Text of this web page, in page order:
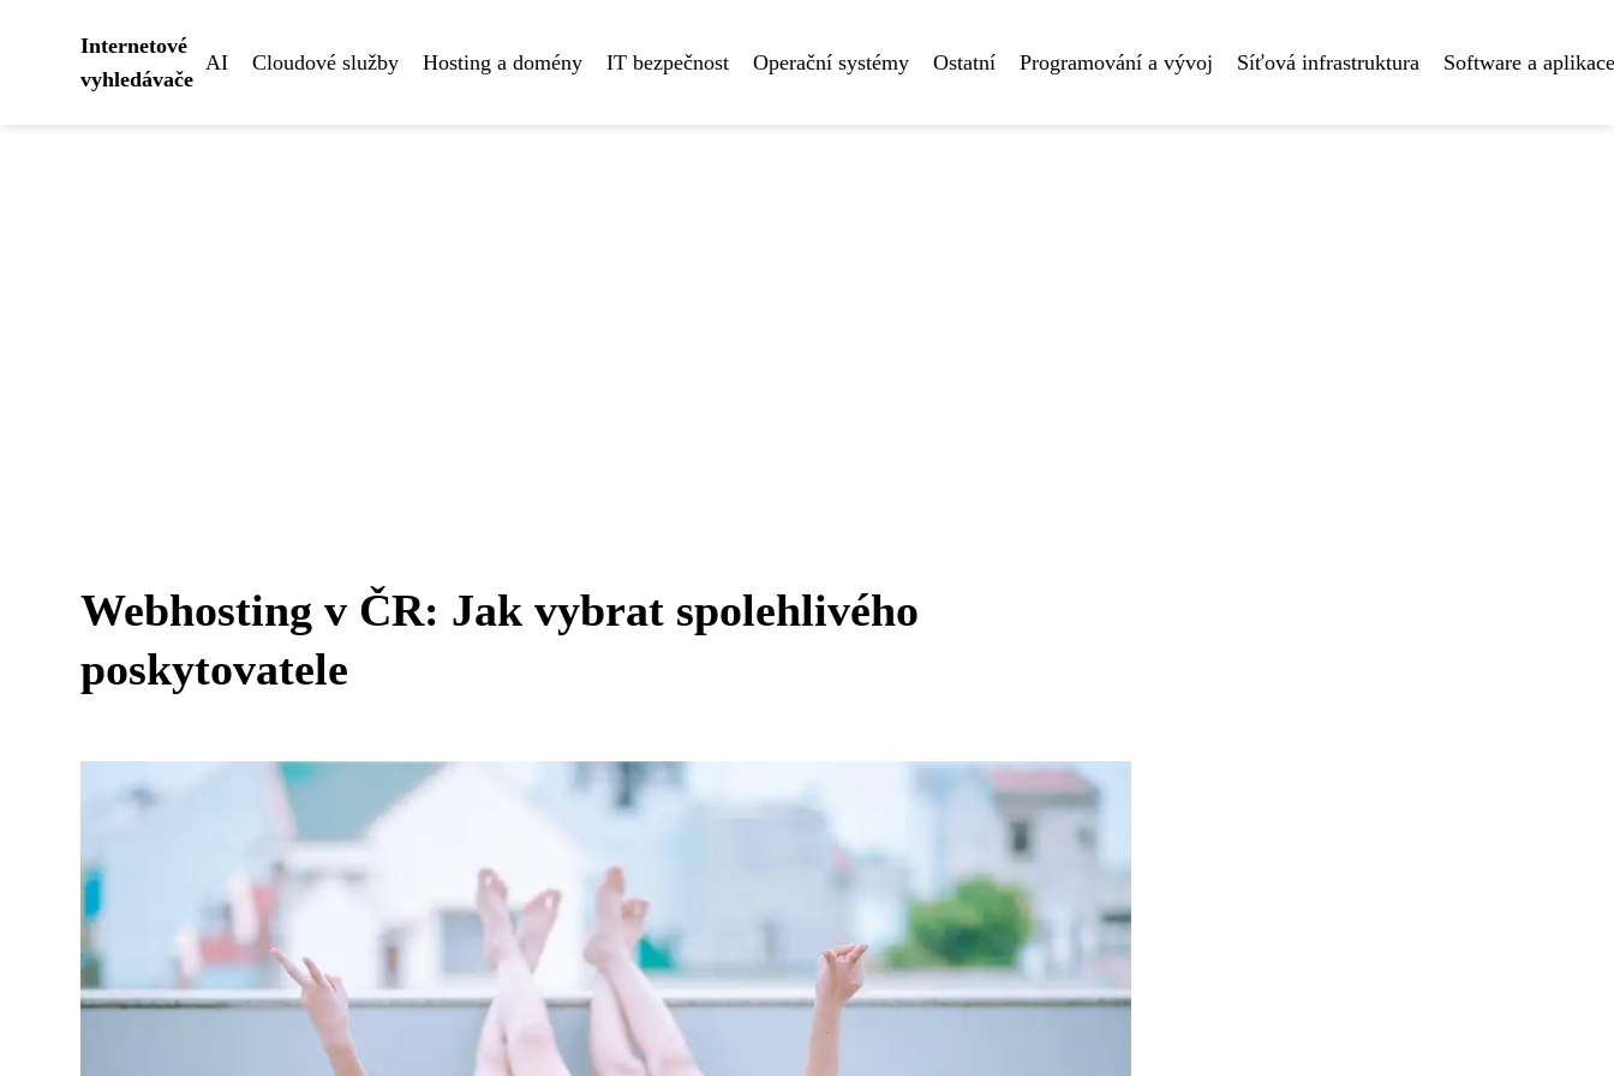
Internetové
vyhledávače
AI Cloudové služby Hosting a domény IT bezpečnost Operační systémy Ostatní Programování a vývoj Síťová infrastruktura Software a aplikace
Webhosting v ČR: Jak vybrat spolehlivého
poskytovatele